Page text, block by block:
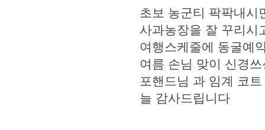
초보 농군티 팍팍내시
사과농장을 잘 꾸리시
여행스케줄에 동굴예
여름 손님 맞이 신경
포핸드님 과 임계 코
늘 감사드립니다